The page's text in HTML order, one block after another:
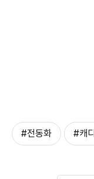
#전동화 #캐디